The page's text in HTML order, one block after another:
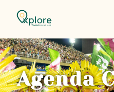
Agenda